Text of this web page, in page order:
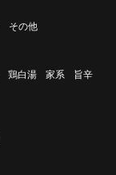
その他
鶏白湯 家系
旨辛